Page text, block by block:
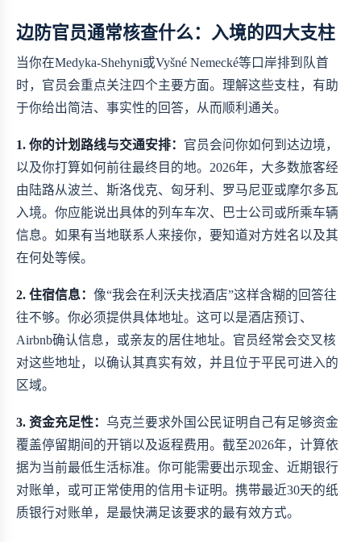
边防官员通常核查什么：入境的四大支柱
当你在Medyka-Shehyni或Vyšné Nemecké等口岸排到队首
时，官员会重点关注四个主要方面。理解这些支柱，有助
于你给出简洁、事实性的回答，从而顺利通关。
1. 你的计划路线与交通安排： 官员会问你如何到达边境，
以及你打算如何前往最终目的地。2026年，大多数旅客经
由陆路从波兰、斯洛伐克、匈牙利、罗马尼亚或摩尔多瓦
入境。你应能说出具体的列车车次、巴士公司或所乘车辆
信息。如果有当地联系人来接你，要知道对方姓名以及其
在何处等候。
2. 住宿信息： 像“我会在利沃夫找酒店”这样含糊的回答往
往不够。你必须提供具体地址。这可以是酒店预订、
Airbnb确认信息，或亲友的居住地址。官员经常会交叉核
对这些地址，以确认其真实有效，并且位于平民可进入的
区域。
3. 资金充足性： 乌克兰要求外国公民证明自己有足够资金
覆盖停留期间的开销以及返程费用。截至2026年，计算依
据为当前最低生活标准。你可能需要出示现金、近期银行
对账单，或可正常使用的信用卡证明。携带最近30天的纸
质银行对账单，是最快满足该要求的最有效方式。